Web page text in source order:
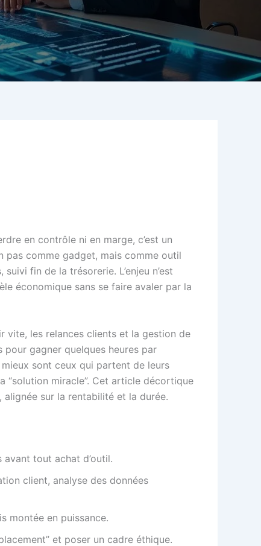
en contrôle ni en marge, c’est un
pas comme gadget, mais comme outil
fin de la trésorerie. L’enjeu n’est
économique sans se faire avaler par la
vite, les relances clients et la gestion de
pour gagner quelques heures par
sont ceux qui partent de leurs
“solution miracle”. Cet article décortique
alignée sur la rentabilité et la durée.
tout achat d’outil.
client, analyse des données
montée en puissance.
et poser un cadre éthique.